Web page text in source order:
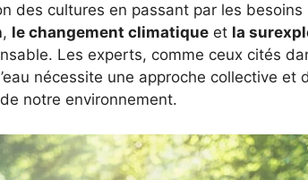
des cultures en passant par les
, le changement climatique et la
Les experts, comme ceux cités
nécessite une approche collective et
notre environnement.